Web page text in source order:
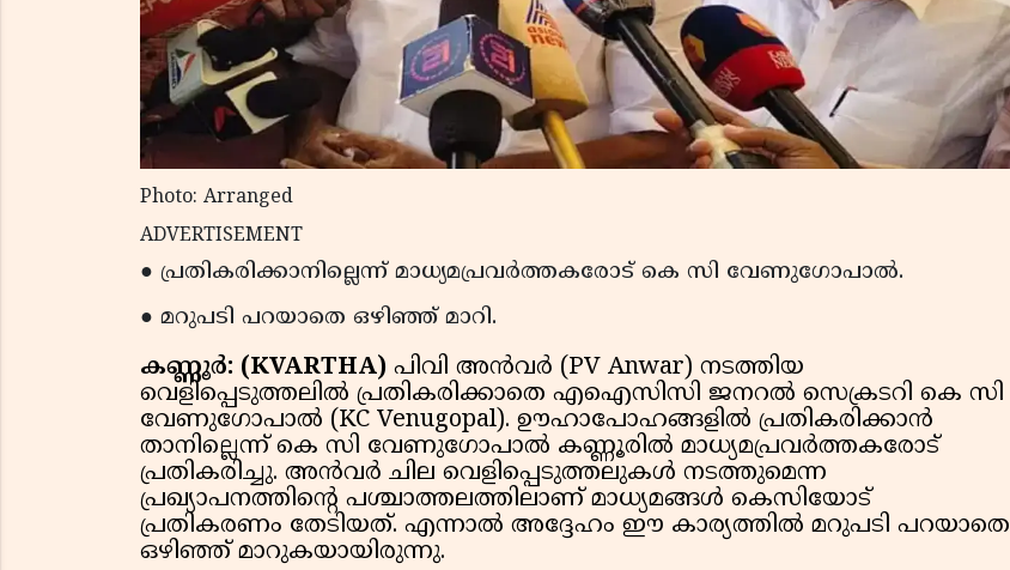
Photo: Arranged
ADVERTISEMENT
● പ്രതികരിക്കാനില്ലെന്ന് മാധ്യമപ്രവര്‍ത്തകരോട് കെ സി വേണുഗോപാല്‍.
● മറുപടി പറയാതെ ഒഴിഞ്ഞ് മാറി.
കണ്ണൂര്‍: (KVARTHA) പിവി അന്‍വര്‍ (PV Anwar) നടത്തിയ
വെളിപ്പെടുത്തലില്‍ പ്രതികരിക്കാതെ എഐസിസി ജനറല്‍ സെക്രടറി കെ സി
വേണുഗോപാല്‍ (KC Venugopal). ഊഹാപോഹങ്ങളില്‍ പ്രതികരിക്കാന്‍
താനില്ലെന്ന് കെ സി വേണുഗോപാല്‍ കണ്ണൂരില്‍ മാധ്യമപ്രവര്‍ത്തകരോട്
പ്രതികരിച്ചു. അന്‍വര്‍ ചില വെളിപ്പെടുത്തലുകള്‍ നടത്തുമെന്ന
പ്രഖ്യാപനത്തിന്റെ പശ്ചാത്തലത്തിലാണ് മാധ്യമങ്ങള്‍ കെസിയോട്
പ്രതികരണം തേടിയത്. എന്നാല്‍ അദ്ദേഹം ഈ കാര്യത്തില്‍ മറുപടി പറയാതെ
ഒഴിഞ്ഞ് മാറുകയായിരുന്നു.